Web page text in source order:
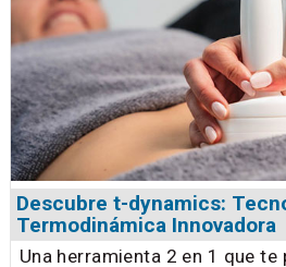
Descubre t-dynamics:
Termodinámica Innovadora
Una herramienta 2 en 1 que te